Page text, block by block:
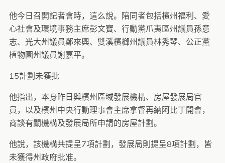
他今日召開記者會時，這么說。陪同者包括檳州福利、愛
心社會及環境事務主席彭文寶、行動黨爪夷區州議員孫意
志、光大州議員鄭來興、雙溪檳榔州議員林秀琴、公正黨
植物園州議員謝嘉平。
15計劃未獲批
他指出，本身昨日與檳州區域發展機構、房屋發展局官
員，以及檳州中央行動理事會主席拿督再納阿比丁開會，
商談有關機構及發展局所申請的房屋計劃。
他說，該機構共提呈7項計劃，發展局則提呈8項計劃，皆
未獲得州政府批准。